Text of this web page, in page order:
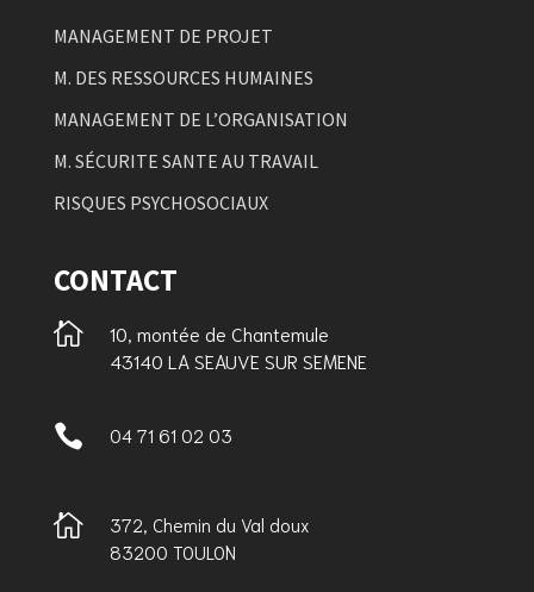
MANAGEMENT DE PROJET
M. DES RESSOURCES HUMAINES
MANAGEMENT DE L’ORGANISATION
M. SÉCURITE SANTE AU TRAVAIL
RISQUES PSYCHOSOCIAUX
CONTACT

10, montée de Chantemule
43140 LA SEAUVE SUR SEMENE
 04 71 61 02 03

372, Chemin du Val doux
83200 TOULON